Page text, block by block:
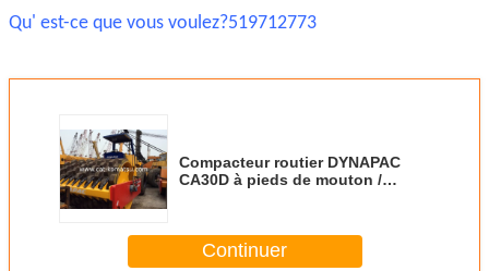
Qu' est-ce que vous voulez?519712773
Compacteur routier DYNAPAC
CA30D à pieds de mouton /
Continuer